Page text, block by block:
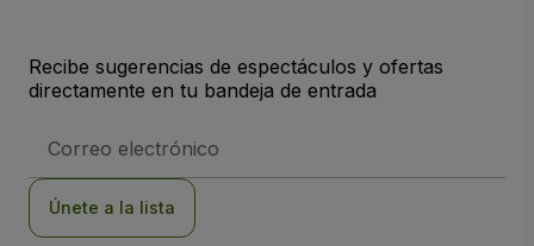
Recibe sugerencias de espectáculos y ofertas
directamente en tu bandeja de entrada
de
Únete a la lista